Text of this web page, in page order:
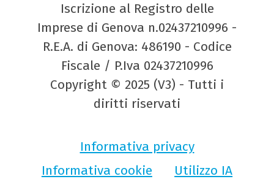
Iscrizione al Registro delle
Imprese di Genova n.02437210996 -
R.E.A. di Genova: 486190 - Codice
Fiscale / P.Iva 02437210996
Copyright © 2025 (V3) - Tutti i
diritti riservati
Informativa privacy
Informativa cookie
Utilizzo IA